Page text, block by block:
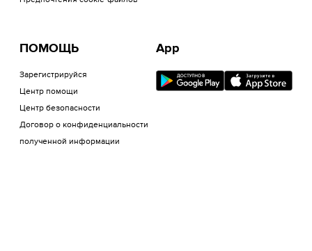
ПОМОЩЬ
Зарегистрируйся
Центр помощи
Центр безопасности
Договор о конфиденциальности
полученной информации
App